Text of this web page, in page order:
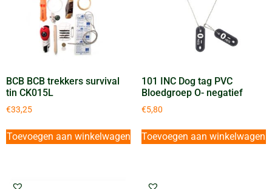
BCB BCB trekkers survival
tin CK015L
€33,25
Toevoegen aan winkelwagen
101 INC Dog tag PVC
Bloedgroep O- negatief
€5,80
Toevoegen aan winkelwagen